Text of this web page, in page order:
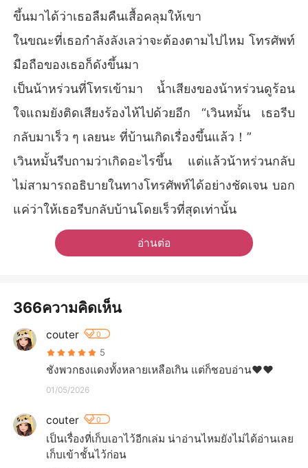
ขึ้นมาได้ว่าเธอลืมคืนเสื้อคลุมให้เขา
ในขณะที่เธอกำลังลังเลว่าจะต้องตามไปไหม โทรศัพท์
มือถือของเธอก็ดังขึ้นมา
เป็นน้าหร่วนที่โทรเข้ามา น้ำเสียงของน้าหร่วนดูร้อน
ใจแถมยังติดเสียงร้องไห้ไปด้วยอีก “เวินหมั้น เธอรีบ
กลับมาเร็ว ๆ เลยนะ ที่บ้านเกิดเรื่องขึ้นแล้ว！”
เวินหมั้นรีบถามว่าเกิดอะไรขึ้น แต่แล้วน้าหร่วนกลับ
ไม่สามารถอธิบายในทางโทรศัพท์ได้อย่างชัดเจน บอก
แค่ว่าให้เธอรีบกลับบ้านโดยเร็วที่สุดเท่านั้น
อ่านต่อ
366ความคิดเห็น
couter 0
5
ชังพวกธงแดงทั้งหลายเหลือเกิน​ แต่ก็ชอบอ่าน❤️❤️​
01/05/2026
couter 0
เป็นเรื่องที่เก็บเอาไว้อีกเล่ม​ น่าอ่านไหมยังไม่ได้อ่านเลย
เก็บเข้าชั้นไว้ก่อน